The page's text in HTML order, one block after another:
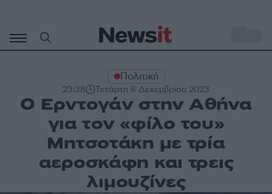
περιεχόμενο
Πολιτική
23:38 Τετάρτη 6 Δεκεμβρίου 2023
Ο Ερντογάν στην Αθήνα
για τον «φίλο του»
Μητσοτάκη με τρία
αεροσκάφη και τρεις
λιμουζίνες